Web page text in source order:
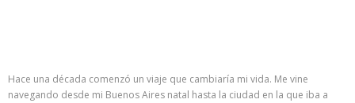
Hace una década comenzó un viaje que cambiaría mi vida. Me vine
navegando desde mi Buenos Aires natal hasta la ciudad en la que iba a